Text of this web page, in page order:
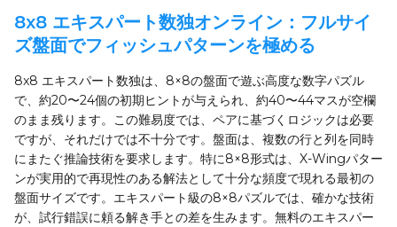
8x8 エキスパート数独オンライン：フルサイ
ズ盤面でフィッシュパターンを極める
8x8 エキスパート数独は、8×8の盤面で遊ぶ高度な数字パズル
で、約20〜24個の初期ヒントが与えられ、約40〜44マスが空欄
のまま残ります。この難易度では、ペアに基づくロジックは必要
ですが、それだけでは不十分です。盤面は、複数の行と列を同時
にまたぐ推論技術を要求します。特に8×8形式は、X-Wingパター
ンが実用的で再現性のある解法として十分な頻度で現れる最初の
盤面サイズです。エキスパート級の8×8パズルでは、確かな技術
が、試行錯誤に頼る解き手との差を生みます。無料のエキスパー